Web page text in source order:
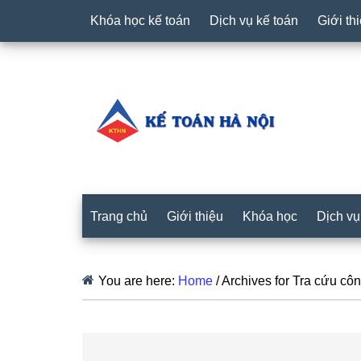
Khóa học kế toán Dịch vụ kế toán Giới
Trang chủ Giới thiệu Khóa học Dịch
You are here: Home /Archives for Tra cứu